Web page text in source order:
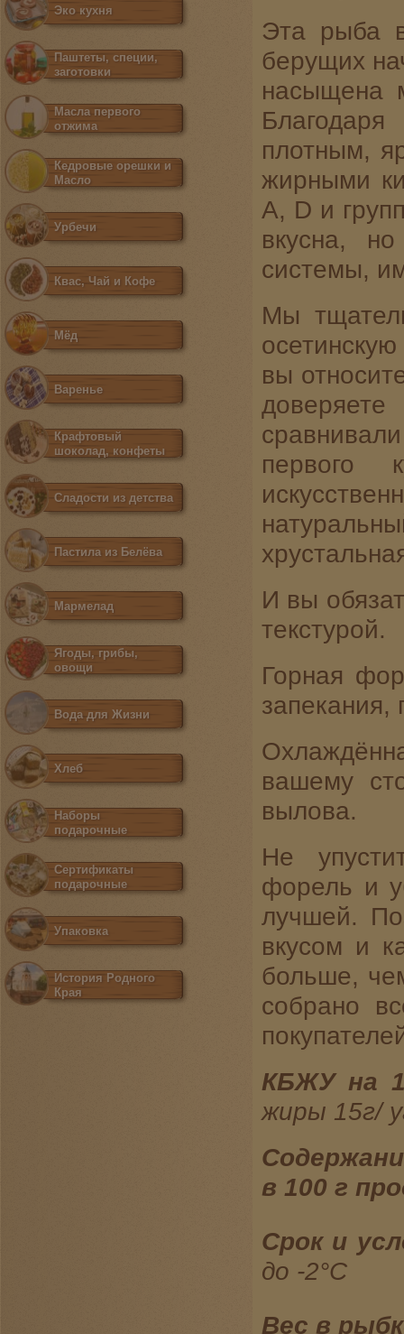
Эта рыба
берущих
насыщена
плотным,
жирными
A, D и
вкусна,
системы,
Мы
вы
первого
И вы
текстурой.
Горная
запекания,
вашему
вылова.
Не
форель и
лучшей.
вкусом и
больше,
собрано
КБЖУ на
жиры
в 100 г
Срок и
до -2°С
Вес в
Эко кухня
Паштеты, специи,
заготовки
Масла первого
отжима
Кедровые орешки и
Масло
Урбечи
Квас, Чай и Кофе
Мёд
Варенье
Крафтовый
шоколад, конфеты
Сладости из детства
Пастила из Белёва
Мармелад
Ягоды, грибы,
овощи
Вода для Жизни
Хлеб
Наборы
подарочные
Сертификаты
подарочные
Упаковка
История Родного
Края